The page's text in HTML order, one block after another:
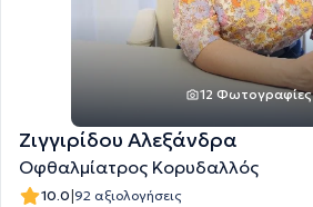
12 Φωτογραφίες
Ζιγγιρίδου Αλεξάνδρα
Οφθαλμίατρος Κορυδαλλός
10.0|92 αξιολογήσεις